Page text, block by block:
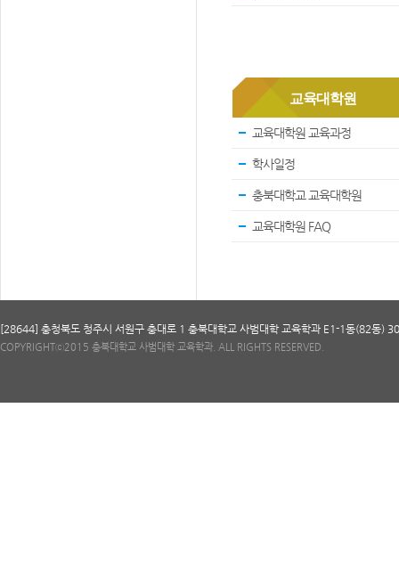
교육대학원
교육대학원 교육과정
학사일정
충북대학교 교육대학원
교육대학원 FAQ
[28644] 충청북도 청주시 서원구 충대로 1 충북대학교 사범대학 교육학과 E1-1동(82
COPYRIGHTⓒ2015 충북대학교 사범대학 교육학과. ALL RIGHTS RESERVED.